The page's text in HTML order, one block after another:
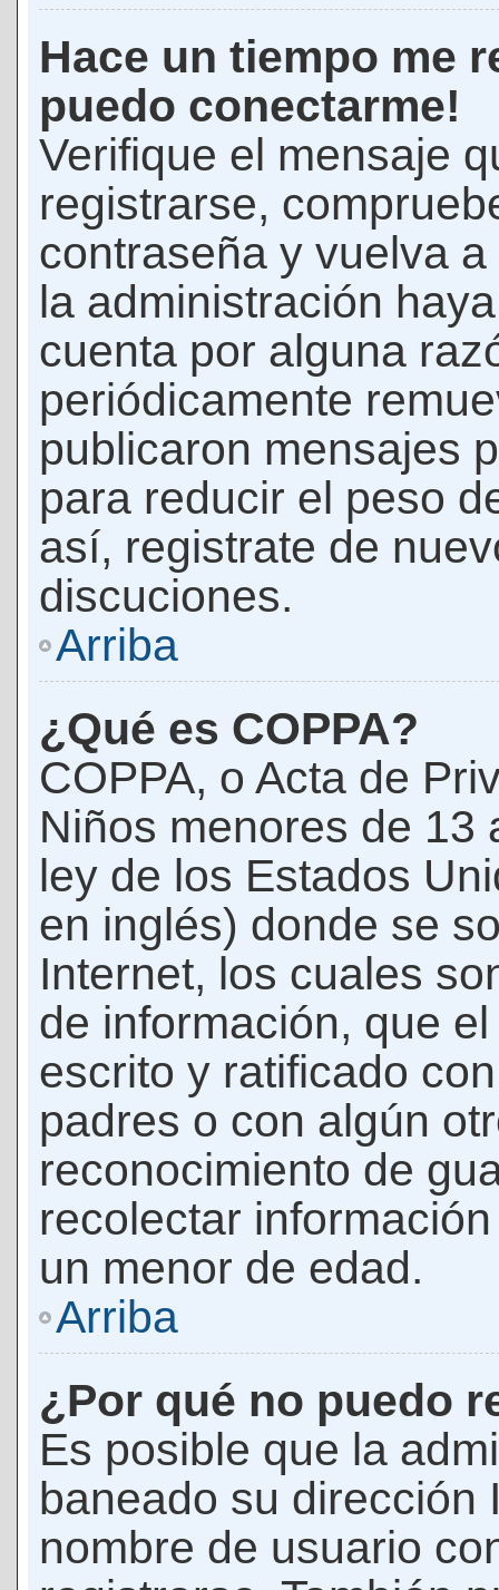
Hace un tiempo me
puedo conectarme!
Verifique el mensaje
registrarse,
contraseña y vuelva
la administración
cuenta por alguna
periódicamente
publicaron mensajes
para reducir el peso
así, registrate de
discuciones.
Arriba
¿Qué es COPPA?
COPPA, o Acta de
Niños menores de 13
ley de los Estados
en inglés) donde se
Internet, los cuales
de información, que
escrito y ratificado
padres o con algún
reconocimiento de
recolectar
un menor de edad.
Arriba
¿Por qué no puedo
Es posible que la
baneado su dirección
nombre de usuario